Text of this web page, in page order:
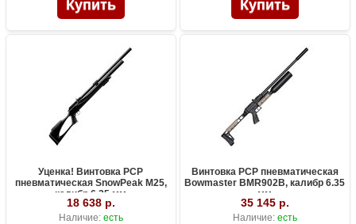
Уценка! Винтовка PCP
пневматическая SnowPeak M25,
калибр 6.35 мм
18 638 р.
Наличие: есть
Винтовка PCP пневматическая
Bowmaster BMR902B, калибр 6.35
мм
35 145 р.
Наличие: есть